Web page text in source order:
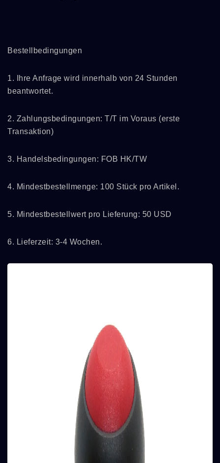
Bestellbedingungen
1. Ihre Anfrage wird innerhalb von 24 Stunden
beantwortet.
2. Zahlungsbedingungen: T/T im Voraus (erste
Transaktion)
3. Handelsbedingungen: FOB HK/TW
4. Mindestbestellmenge: 100 Stück pro Artikel.
5. Mindestbestellwert pro Lieferung: 50 USD
6. Lieferzeit: 3-4 Wochen.